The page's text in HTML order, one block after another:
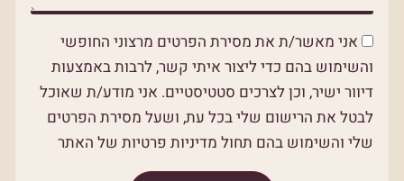
אני מאשר/ת את מסירת הפרטים מרצוני החופשי
והשימוש בהם כדי ליצור איתי קשר, לרבות באמצעות
דיוור ישיר, וכן לצרכים סטטיסטיים. אני מודע/ת שאוכל
לבטל את הרישום שלי בכל עת, ושעל מסירת הפרטים
שלי והשימוש בהם תחול מדיניות פרטיות של האתר